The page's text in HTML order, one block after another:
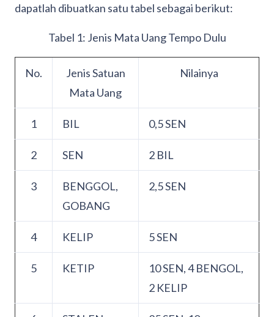
dapatlah dibuatkan satu tabel sebagai berikut:
Tabel 1: Jenis Mata Uang Tempo Dulu
No.
Jenis Satuan
Mata Uang
Nilainya
1 BIL 0,5 SEN
2 SEN 2 BIL
3
BENGGOL,
GOBANG
2,5 SEN
4 KELIP 5 SEN
5 KETIP
10 SEN, 4 BENGOL,
2 KELIP